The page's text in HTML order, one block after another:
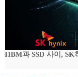
HBM과 SSD 사이, SK